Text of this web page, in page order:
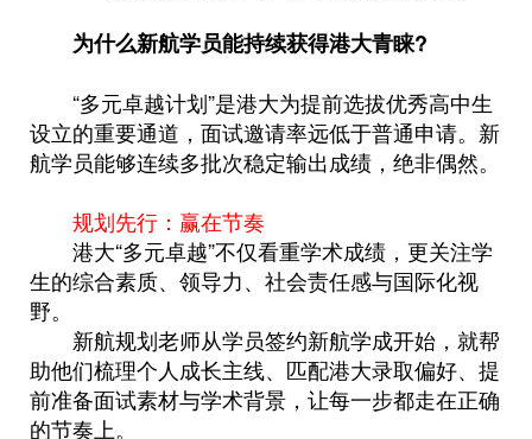
为什么新航学员能持续获得港大青睐?
“多元卓越计划”是港大为提前选拔优秀高中生
设立的重要通道，面试邀请率远低于普通申请。新
航学员能够连续多批次稳定输出成绩，绝非偶然。
规划先行：赢在节奏
港大“多元卓越”不仅看重学术成绩，更关注学
生的综合素质、领导力、社会责任感与国际化视
野。
新航规划老师从学员签约新航学成开始，就帮
助他们梳理个人成长主线、匹配港大录取偏好、提
前准备面试素材与学术背景，让每一步都走在正确
的节奏上。